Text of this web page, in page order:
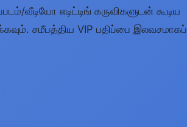
வீடியோ எடிட்டிங் கருவிகளுடன் கூடிய
சமீபத்திய VIP பதிப்பை இலவசமாகப்